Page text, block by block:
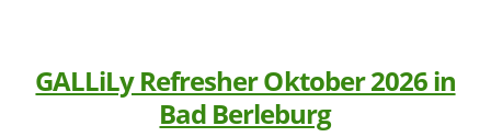
GALLiLy Refresher Oktober 2026 in
Bad Berleburg